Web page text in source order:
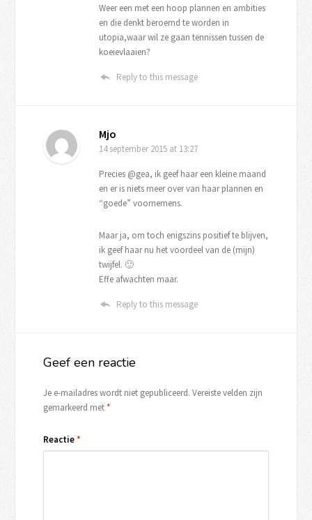
Weer een met een hoop plannen en ambities
en die denkt beroemd te worden in
utopia,waar wil ze gaan tennissen tussen de
koeievlaaien?
Reply to this message
Mjo
14 september 2015 at 13:27
Precies @gea, ik geef haar een kleine maand
en er is niets meer over van haar plannen en
“goede” voornemens.
Maar ja, om toch enigszins positief te blijven,
ik geef haar nu het voordeel van de (mijn)
twijfel. 🙂
Effe afwachten maar.
Reply to this message
Geef een reactie
Je e-mailadres wordt niet gepubliceerd. Vereiste velden zijn
gemarkeerd met*
Reactie*